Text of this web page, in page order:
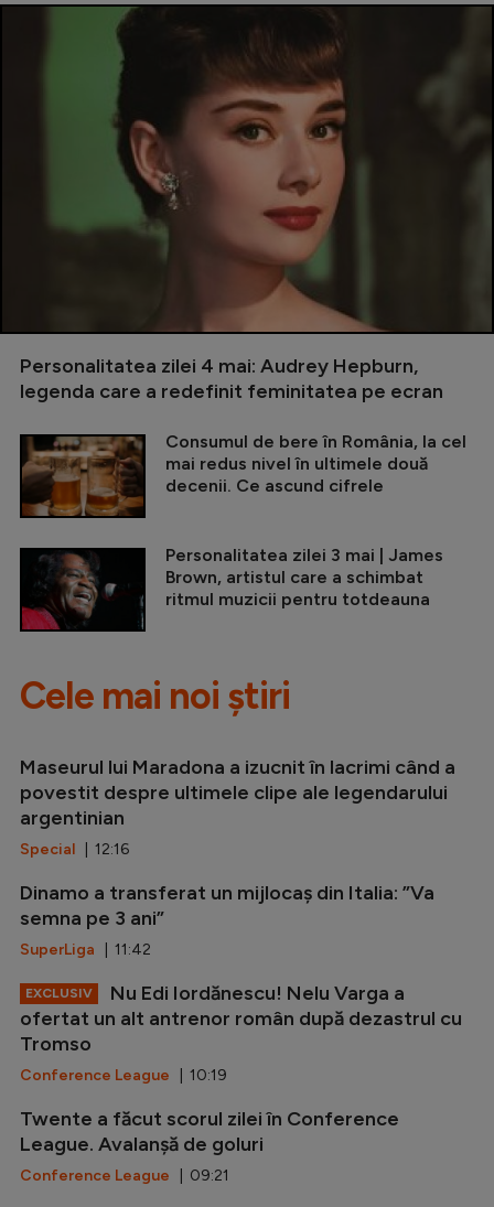
Personalitatea zilei 4 mai: Audrey Hepburn,
legenda care a redefinit feminitatea pe ecran
Consumul de bere în România, la cel
mai redus nivel în ultimele două
decenii. Ce ascund cifrele
Personalitatea zilei 3 mai | James
Brown, artistul care a schimbat
ritmul muzicii pentru totdeauna
Cele mai noi știri
Maseurul lui Maradona a izucnit în lacrimi când a
povestit despre ultimele clipe ale legendarului
argentinian
Special | 12:16
Dinamo a transferat un mijlocaș din Italia: ”Va
semna pe 3 ani”
SuperLiga | 11:42
EXCLUSIV
Nu Edi Iordănescu! Nelu Varga a
ofertat un alt antrenor român după dezastrul cu
Tromso
Conference League | 10:19
Twente a făcut scorul zilei în Conference
League. Avalanșă de goluri
Conference League | 09:21